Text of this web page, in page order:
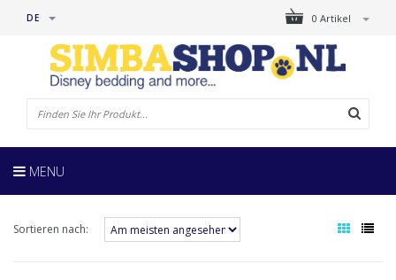
0 Artikel
DE
MENU
Sortieren nach: